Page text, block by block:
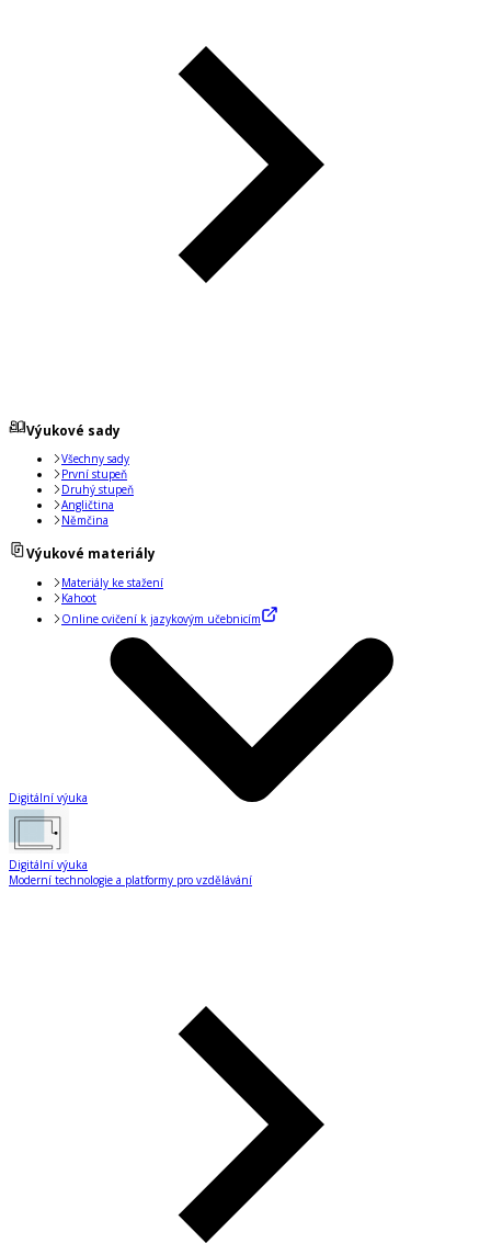
Výukové sady
Všechny sady
První stupeň
Druhý stupeň
Angličtina
Němčina
Výukové materiály
Materiály ke stažení
Kahoot
Online cvičení k jazykovým učebnicím
Digitální výuka
Digitální výuka
Moderní technologie a platformy pro vzdělávání